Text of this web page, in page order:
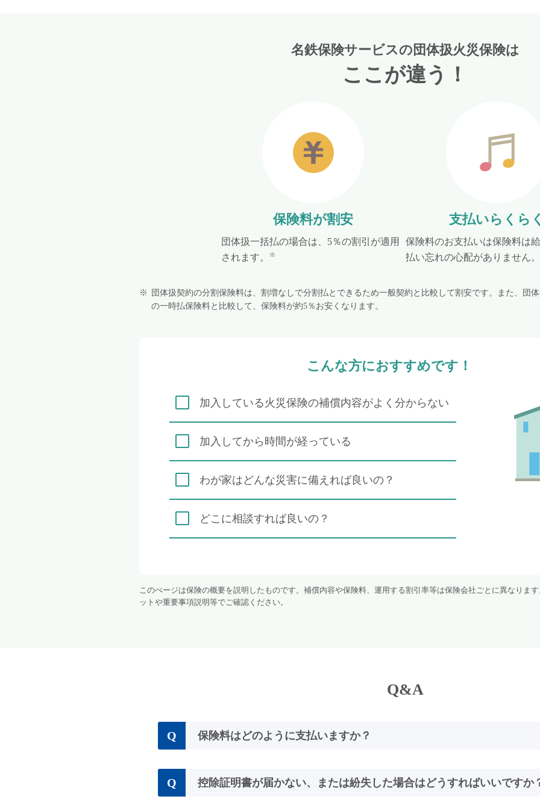
名鉄保険サービスの団体扱火災保険は
ここが違う！
保険料が割安
団体扱一括払の場合は、5％の割引が適用
されます。
※
支払いらくらく
保険料のお支払いは保険料は給
払い忘れの心配がありません。
団体扱契約の分割保険料は、割増なしで分割払とできるため一般契約と比較して割安です。また、団
の一時払保険料と比較して、保険料が約5％お安くなります。
こんな方におすすめです！
加入している火災保険の補償内容がよく分からない
加入してから時間が経っている
わが家はどんな災害に備えれば良いの？
どこに相談すれば良いの？
このぺージは保険の概要を説明したものです。補償内容や保険料、運用する割引率等は保険会社ごとに異なりま
ットや重要事項説明等でご確認ください。
Q&A
Q 保険料はどのように支払いますか？
Q 控除証明書が届かない、または紛失した場合はどうすればいいですか